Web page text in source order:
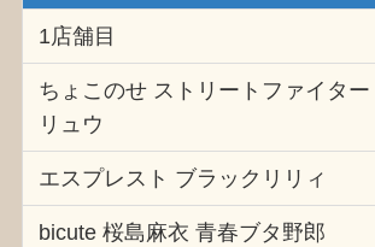
1店舗目
ちょこのせ ストリートファイター
リュウ
エスプレスト ブラックリリィ
bicute 桜島麻衣 青春ブタ野郎